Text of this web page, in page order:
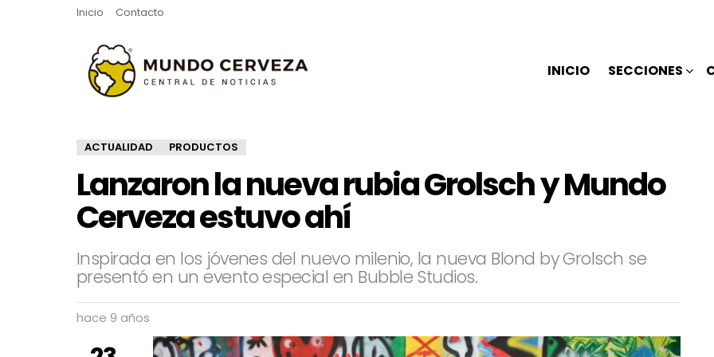
Inicio Contacto
INICIO SECCIONES
ACTUALIDAD PRODUCTOS
Lanzaron la nueva rubia Grolsch y Mundo
Cerveza estuvo ahí
Inspirada en los jóvenes del nuevo milenio, la nueva Blond by Grolsch se
presentó en un evento especial en Bubble Studios.
hace 9 años